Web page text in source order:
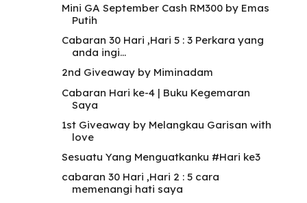
Mini GA September Cash RM300 by Emas
Putih
Cabaran 30 Hari ,Hari 5 : 3 Perkara yang
anda ingi...
2nd Giveaway by Miminadam
Cabaran Hari ke-4 | Buku Kegemaran
Saya
1st Giveaway by Melangkau Garisan with
love
Sesuatu Yang Menguatkanku #Hari ke3
cabaran 30 Hari ,Hari 2 : 5 cara
memenangi hati saya